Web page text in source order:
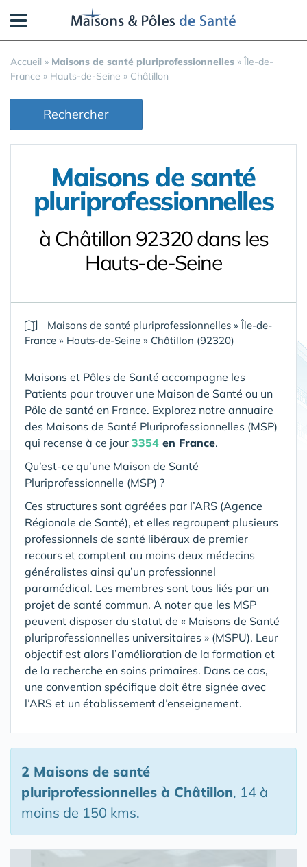
Accueil » Maisons de santé pluriprofessionnelles » Île-de-
France » Hauts-de-Seine » Châtillon
Rechercher
Maisons de santé
pluriprofessionnelles
à Châtillon 92320 dans les
Hauts-de-Seine
Maisons de santé pluriprofessionnelles »Île-de-
France » Hauts-de-Seine » Châtillon (92320)
Maisons et Pôles de Santé accompagne les
Patients pour trouver une Maison de Santé ou un
Pôle de santé en France. Explorez notre annuaire
des Maisons de Santé Pluriprofessionnelles (MSP)
qui recense à ce jour 3354 en France.
Qu’est-ce qu’une Maison de Santé
Pluriprofessionnelle (MSP) ?
Ces structures sont agréées par l’ARS (Agence
Régionale de Santé), et elles regroupent plusieurs
professionnels de santé libéraux de premier
recours et comptent au moins deux médecins
généralistes ainsi qu’un professionnel
paramédical. Les membres sont tous liés par un
projet de santé commun. A noter que les MSP
peuvent disposer du statut de « Maisons de Santé
pluriprofessionnelles universitaires » (MSPU). Leur
objectif est alors l’amélioration de la formation et
de la recherche en soins primaires. Dans ce cas,
une convention spécifique doit être signée avec
l’ARS et un établissement d’enseignement.
2 Maisons de santé
pluriprofessionnelles à Châtillon, 14 à
moins de 150 kms.
Panneau de gestion des cookies